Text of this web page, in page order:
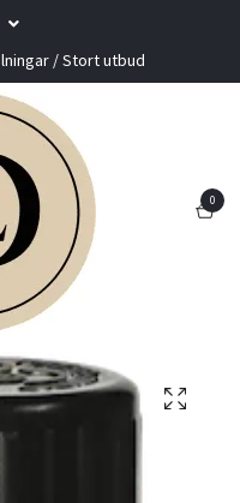
/ Stort utbud
0